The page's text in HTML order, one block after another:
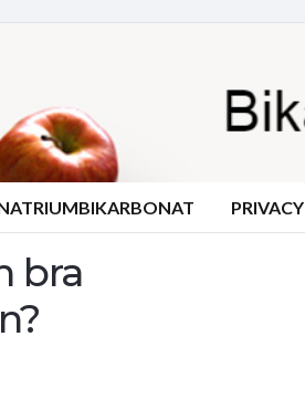
PRIVACY
bra